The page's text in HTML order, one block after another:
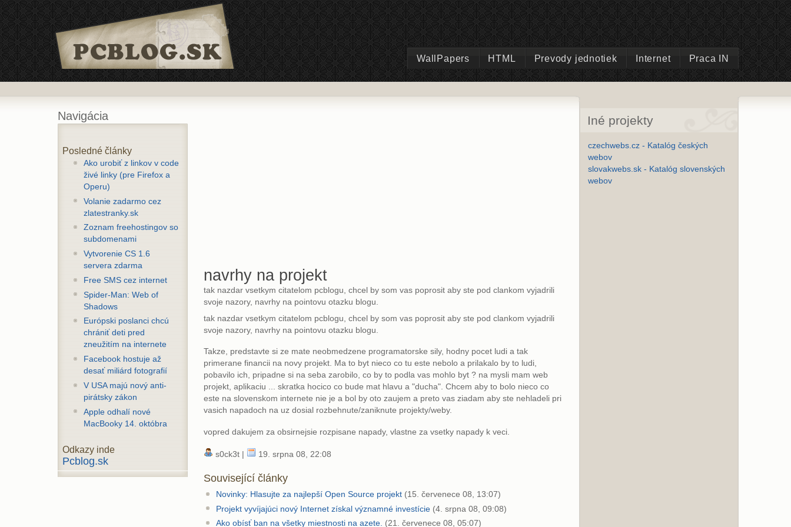
WallPapers HTML Prevody jednotiek Internet Praca IN
Navigácia
Posledné články
Ako urobiť z linkov v code
živé linky (pre Firefox a
Operu)
Volanie zadarmo cez
zlatestranky.sk
Zoznam freehostingov so
subdomenami
Vytvorenie CS 1.6
servera zdarma
Free SMS cez internet
Spider-Man: Web of
Shadows
Európski poslanci chcú
chrániť deti pred
zneužitím na internete
Facebook hostuje až
desať miliárd fotografií
V USA majú nový anti-
pirátsky zákon
Apple odhalí nové
MacBooky 14. októbra
Odkazy inde
Pcblog.sk
navrhy na projekt
tak nazdar vsetkym citatelom pcblogu, chcel by som vas poprosit aby ste pod clankom vyjadrili
svoje nazory, navrhy na pointovu otazku blogu.
tak nazdar vsetkym citatelom pcblogu, chcel by som vas poprosit aby ste pod clankom vyjadrili
svoje nazory, navrhy na pointovu otazku blogu.
Takze, predstavte si ze mate neobmedzene programatorske sily, hodny pocet ludi a tak
primerane financii na novy projekt. Ma to byt nieco co tu este nebolo a prilakalo by to ludi,
pobavilo ich, pripadne si na seba zarobilo, co by to podla vas mohlo byt ? na mysli mam web
projekt, aplikaciu ... skratka hocico co bude mat hlavu a "ducha". Chcem aby to bolo nieco co
este na slovenskom internete nie je a bol by oto zaujem a preto vas ziadam aby ste nehladeli pri
vasich napadoch na uz dosial rozbehnute/zaniknute projekty/weby.
vopred dakujem za obsirnejsie rozpisane napady, vlastne za vsetky napady k veci.
s0ck3t | 19. srpna 08, 22:08
Související články
Novinky: Hlasujte za najlepší Open Source projekt (15. červenece 08, 13:07)
Projekt vyvíjajúci nový Internet získal významné investície (4. srpna 08, 09:08)
Ako obísť ban na všetky miestnosti na azete. (21. červenece 08, 05:07)
Iné projekty
czechwebs.cz - Katalóg českých
webov
slovakwebs.sk - Katalóg slovenských
webov